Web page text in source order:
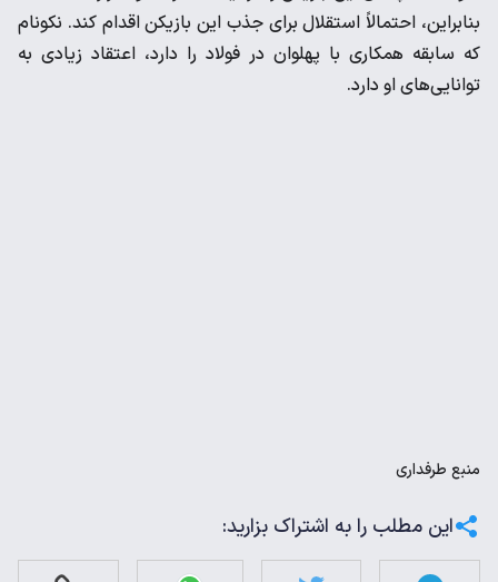
بنابراین، احتمالاً استقلال برای جذب این بازیکن اقدام کند. نکونام
که سابقه همکاری با پهلوان در فولاد را دارد، اعتقاد زیادی به
توانایی‌های او دارد.
منبع طرفداری
این مطلب را به اشتراک بزارید: